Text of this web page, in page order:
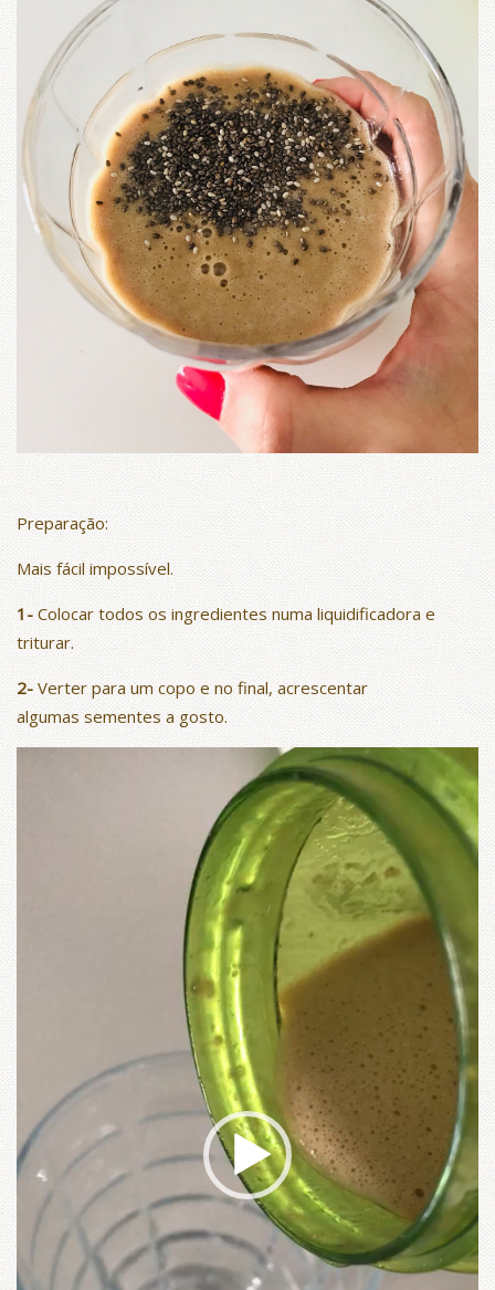
Preparação:
Mais fácil impossível.
1-Colocar todos os ingredientes numa liquidificadora e
triturar.
2- Verter para um copo e no final, acrescentar
algumas sementes a gosto.